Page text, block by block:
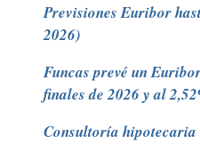
Previsiones Euribor
2026)
Funcas prevé un
finales de 2026 y al
Consultoría